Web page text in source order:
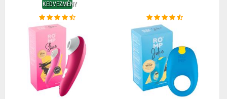
KEDVEZMÉNY